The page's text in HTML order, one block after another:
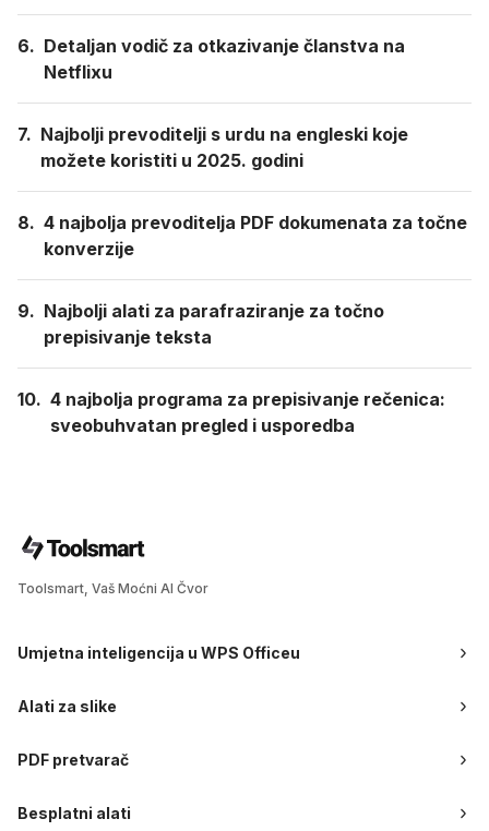
6. Detaljan vodič za otkazivanje članstva na
Netflixu
7. Najbolji prevoditelji s urdu na engleski koje
možete koristiti u 2025. godini
8. 4 najbolja prevoditelja PDF dokumenata za točne
konverzije
9. Najbolji alati za parafraziranje za točno
prepisivanje teksta
10. 4 najbolja programa za prepisivanje rečenica:
sveobuhvatan pregled i usporedba
Toolsmart, Vaš Moćni AI Čvor
Umjetna inteligencija u WPS Officeu
Alati za slike
PDF pretvarač
Besplatni alati